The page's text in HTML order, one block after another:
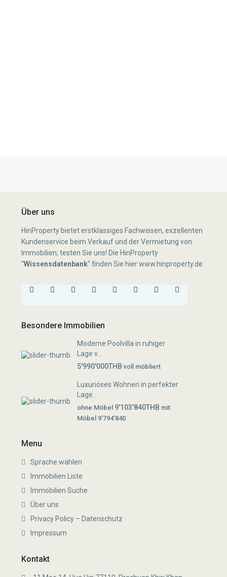
Über uns
HinProperty bietet erstklassiges Fachwissen, exzellenten
Kundenservice beim Verkauf und der Vermietung von
Immobilien; testen Sie uns! Die HinProperty
“Wissensdatenbank“finden Sie hierwww.hinproperty.de
Besondere Immobilien
Moderne Poolvilla in ruhiger
Lage v...
5'990'000THBvoll möbliert
Luxuriöses Wohnen in perfekter
Lage...
ohne Möbel 9'103'840THB mit
Möbel 9'794'840
Menu
Sprache wählen
Immobilien Liste
Immobilien Suche
Über uns
Privacy Policy – Datenschutz
Impressum
Kontakt